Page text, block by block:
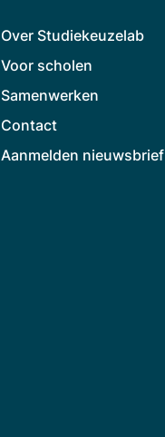
Over Studiekeuzelab
Voor scholen
Samenwerken
Contact
Aanmelden nieuwsbrief